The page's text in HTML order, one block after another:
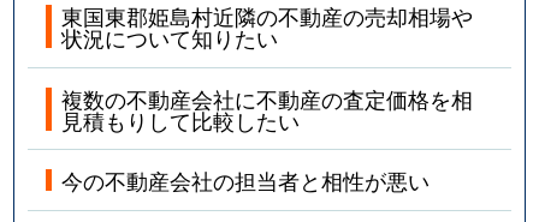
東国東郡姫島村近隣の不動産の売却相場や
状況について知りたい
複数の不動産会社に不動産の査定価格を相
見積もりして比較したい
今の不動産会社の担当者と相性が悪い